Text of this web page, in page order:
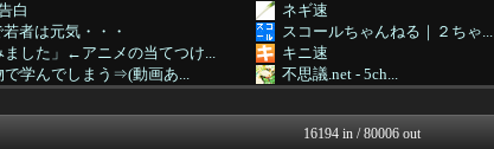
白
ネギ速
者は元気・・・
スコールちゃんねる｜２ちゃ...
ました」←アニメの当てつけ...
キニ速
で学んでしまう⇒(動画あ...
不思議.net - 5ch...
ｗｗｗｗ
筋肉速報
い仕事ｗｗｗｗ
いたしん！
16194 in / 80006 out